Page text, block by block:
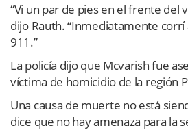
“Vi un par de pies en el frente del
dijo Rauth. “Inmediatamente corrí
911.”
La policía dijo que Mcvarish fue
víctima de homicidio de la región
Una causa de muerte no está
dice que no hay amenaza para la